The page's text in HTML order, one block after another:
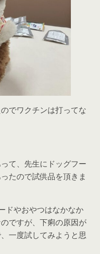
でワクチンは打ってな
て、先生にドッグフー
たので試供品を頂きま
ドやおやつはなかなか
ですが、下痢の原因が
一度試してみようと思